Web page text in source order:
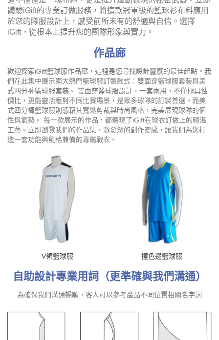
體驗iGift的專業訂做服務，將這款冠軍級的籃球衫布料應用
於您的隊服設計上，感受前所未有的舒適與自信。選擇
iGift，從根本上提升您的團隊形象與實力。
作品廊
歡迎探索iGift籃球服作品廊，這裡是您尋找設計靈感的最佳起點。我
們在此集中展示兩大熱門籃球服訂製款式：雙面穿籃球服套裝與美
式四分褲籃球服套裝。 雙面穿籃球服設計，一套兩用，不僅極具性
價比，更能靈活應對不同比賽場景，是眾多球隊的訂製首選。而美
式四分褲籃球服則憑藉其寬鬆剪裁與時尚風格，完美展現球隊的個
性與氣勢。 每一款展示的作品，都體現了iGift在球衣訂做上的精湛
工藝。立即瀏覽我們的作品集，激發您的創作靈感，讓我們為您打
造一套功能與風格兼備的專屬戰衣。
V領籃球服 撞色邊籃球服
自助設計專業用詞（更準確與我們溝通）
為確保我們溝通暢順，客人可以參考產品不同位置相關名字詞